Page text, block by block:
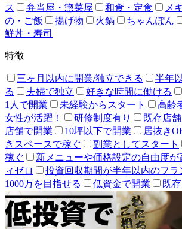
ス
弁当屋・惣菜屋 和食・定食 メ
の・ご飯
揚げ物 火鍋 ちゃんぽん
鮮丼・寿司
特徴
三ヶ月以内に開業/独立できる
半年
る
夫婦で独立 好きな時間に働ける
1人で開業
未経験からスタート
高齢
女性が活躍！
研修制度有り 既存店
店舗で開業
10坪以下で開業 居抜き
きスペースで稼ぐ
副業としてスタート
稼ぐ
新メニューや価格設定の自由度が
ィゼロ
投資回収期間が半年以内のフラ
1000万を目指せる
低資金で開業 既